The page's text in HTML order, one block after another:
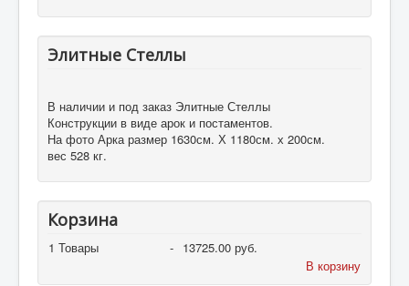
Элитные Стеллы
В наличии и под заказ Элитные Стеллы
Конструкции в виде арок и постаментов.
На фото Арка размер 1630см. Х 1180см. х 200см.
вес 528 кг.
Корзина
1 Товары - 13725.00 руб.
В корзину